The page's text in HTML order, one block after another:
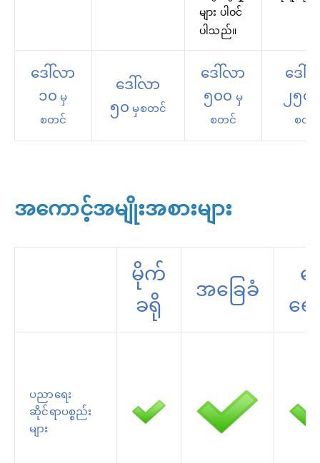
များ ပါဝင်
ပါသည်။
ဒေါ်လာ
၁၀ မှ
စတင်
ဒေါ်လာ
၅၀ မှစတင်
ဒေါ်လာ
၅၀၀ မှ
စတင်
ဒေါ်
၂၅၀
စတ
အကောင့်အမျိုးအစားများ
မိုက်
ခရို
အခြေခံ
ငွ
ရေ
ပညာရေး
ဆိုင်ရာပစ္စည်း
များ